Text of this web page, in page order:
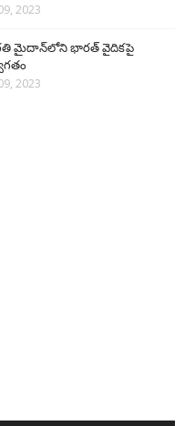
2023
ప్రగతి మైదాన్‌లోని భారత్ వైదికపై
2023